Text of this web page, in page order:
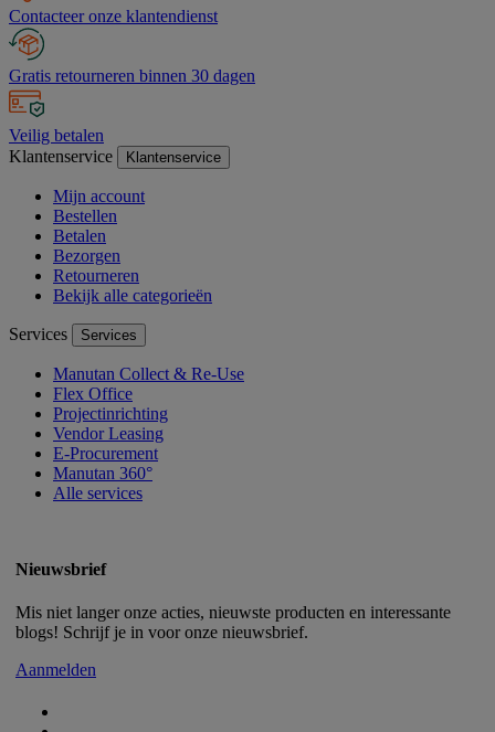
Contacteer onze klantendienst
Gratis retourneren binnen 30 dagen
Veilig betalen
Klantenservice
Klantenservice
Mijn account
Bestellen
Betalen
Bezorgen
Retourneren
Bekijk alle categorieën
Services Services
Manutan Collect & Re-Use
Flex Office
Projectinrichting
Vendor Leasing
E-Procurement
Manutan 360°
Alle services
Nieuwsbrief
Mis niet langer onze acties, nieuwste producten en interessante
blogs! Schrijf je in voor onze nieuwsbrief.
Aanmelden